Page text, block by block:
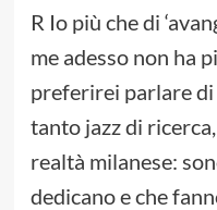
R Io più che di
me adesso non ha
preferirei parlare di
tanto jazz di
realtà milanese:
dedicano e che